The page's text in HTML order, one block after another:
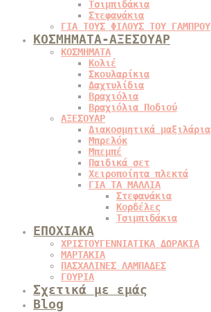
Τσιμπιδάκια
Στεφανάκια
ΓΙΑ ΤΟΥΣ ΦΙΛΟΥΣ ΤΟΥ ΓΑΜΠΡΟΥ
ΚΟΣΜΗΜΑΤΑ-ΑΞΕΣΟΥΑΡ
ΚΟΣΜΗΜΑΤΑ
Κολιέ
Σκουλαρίκια
Δαχτυλίδια
Βραχιόλια
Βραχιόλια Ποδιού
ΑΞΕΣΟΥΑΡ
Διακοσμητικά μαξιλάρια
Μπρελόκ
Μπεμπέ
Παιδικά σετ
Χειροποίητα πλεκτά
ΓΙΑ ΤΑ ΜΑΛΛΙΑ
Στεφανάκια
Κορδέλες
Τσιμπιδάκια
ΕΠΟΧΙΑΚΑ
ΧΡΙΣΤΟΥΓΕΝΝΙΑΤΙΚΑ ΔΩΡΑΚΙΑ
ΜΑΡΤΑΚΙΑ
ΠΑΣΧΑΛΙΝΕΣ ΛΑΜΠΑΔΕΣ
ΓΟΥΡΙΑ
Σχετικά με εμάς
Blog